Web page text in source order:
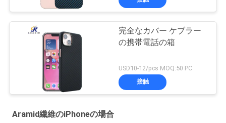
完全なカバー ケブラー
の携帯電話の箱
USD10-12/pcs MOQ:50 PC
接触
Aramid繊維のiPhoneの場合